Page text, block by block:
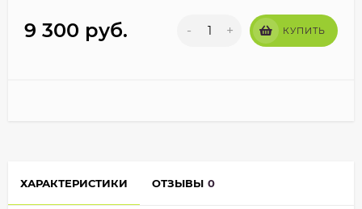
9 300 руб. - + КУПИТЬ
ХАРАКТЕРИСТИКИ ОТЗЫВЫ 0